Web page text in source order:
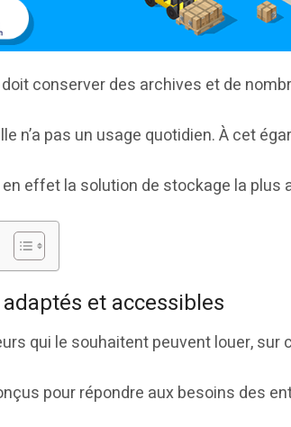
conserver des archives et de
n’a pas un usage quotidien. À cet
en effet la solution de stockage la plus
et accessibles
qui le souhaitent peuvent louer,
pour répondre aux besoins des